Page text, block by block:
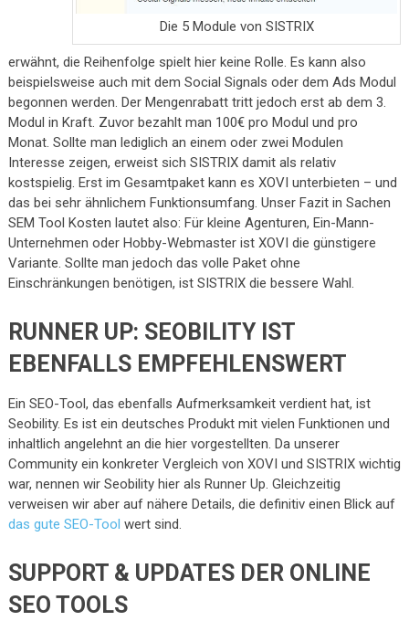
Die 5 Module von SISTRIX
erwähnt, die Reihenfolge spielt hier keine Rolle. Es kann also
beispielsweise auch mit dem Social Signals oder dem Ads Modul
begonnen werden. Der Mengenrabatt tritt jedoch erst ab dem 3.
Modul in Kraft. Zuvor bezahlt man 100€ pro Modul und pro
Monat. Sollte man lediglich an einem oder zwei Modulen
Interesse zeigen, erweist sich SISTRIX damit als relativ
kostspielig. Erst im Gesamtpaket kann es XOVI unterbieten – und
das bei sehr ähnlichem Funktionsumfang. Unser Fazit in Sachen
SEM Tool Kosten lautet also: Für kleine Agenturen, Ein-Mann-
Unternehmen oder Hobby-Webmaster ist XOVI die günstigere
Variante. Sollte man jedoch das volle Paket ohne
Einschränkungen benötigen, ist SISTRIX die bessere Wahl.
RUNNER UP: SEOBILITY IST
EBENFALLS EMPFEHLENSWERT
Ein SEO-Tool, das ebenfalls Aufmerksamkeit verdient hat, ist
Seobility. Es ist ein deutsches Produkt mit vielen Funktionen und
inhaltlich angelehnt an die hier vorgestellten. Da unserer
Community ein konkreter Vergleich von XOVI und SISTRIX wichtig
war, nennen wir Seobility hier als Runner Up. Gleichzeitig
verweisen wir aber auf nähere Details, die definitiv einen Blick auf
das gute SEO-Tool wert sind.
SUPPORT & UPDATES DER ONLINE
SEO TOOLS